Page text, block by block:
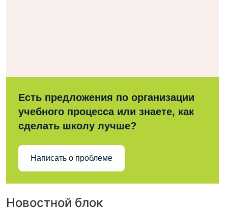
Есть предложения по организации
учебного процесса или знаете, как
сделать школу лучше?
Написать о проблеме
Новостной блок